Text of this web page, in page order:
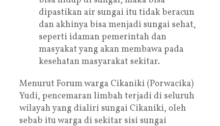
dipastikan air sungai itu tidak beracun
dan akhinya bisa menjadi sungai sehat,
seperti idaman pemerintah dan
masyakat yang akan membawa pada
kesehatan masyarakat sekitar.
Menurut Forum warga Cikaniki (Porwacika)
Yudi, pencemaran limbah terjadi di seluruh
wilayah yang dialiri sungai Cikaniki, oleh
sebab itu warga di sekitar sisi sungai